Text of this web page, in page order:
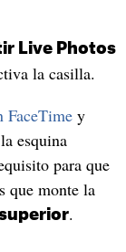
Live Photos
la casilla.
FaceTimey
esquina
para que
que monte la
superior.